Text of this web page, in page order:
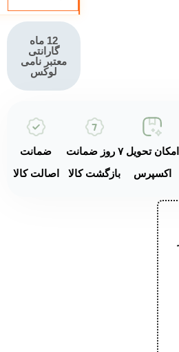
12 ماه
گارانتی
معتبر نامی
لوکس
امکان تحویل
اکسپرس
۷ روز ضمانت
بازگشت کالا
ضمانت
اصالت کالا